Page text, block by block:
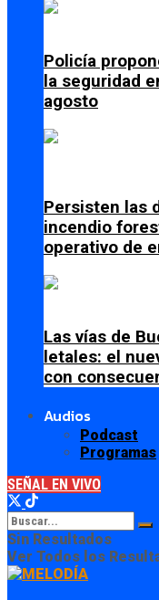
Policía
la seguridad
agosto
Persisten las
incendio
operativo de
Las vías de
letales: el
con
Audios
Podcast
Programas
SEÑAL EN VIVO
Sin Resultados
Ver Todos los